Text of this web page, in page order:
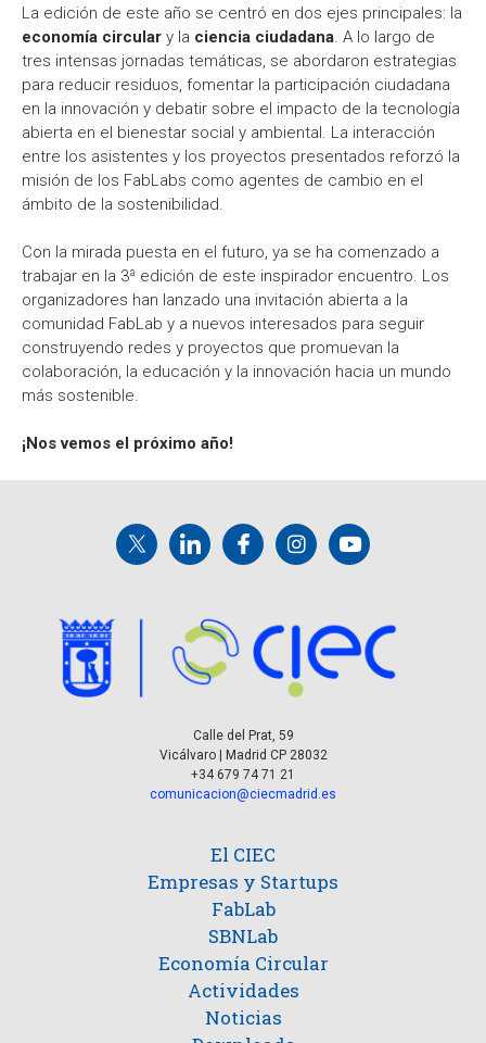
La edición de este año se centró en dos ejes principales: la
economía circular y la ciencia ciudadana. A lo largo de
tres intensas jornadas temáticas, se abordaron estrategias
para reducir residuos, fomentar la participación ciudadana
en la innovación y debatir sobre el impacto de la tecnología
abierta en el bienestar social y ambiental. La interacción
entre los asistentes y los proyectos presentados reforzó la
misión de los FabLabs como agentes de cambio en el
ámbito de la sostenibilidad.
Con la mirada puesta en el futuro, ya se ha comenzado a
trabajar en la 3ª edición de este inspirador encuentro. Los
organizadores han lanzado una invitación abierta a la
comunidad FabLab y a nuevos interesados para seguir
construyendo redes y proyectos que promuevan la
colaboración, la educación y la innovación hacia un mundo
más sostenible.
¡Nos vemos el próximo año!
Calle del Prat, 59
Vicálvaro | Madrid CP 28032
+34 679 74 71 21
comunicacion@ciecmadrid.es
El CIEC
Empresas y Startups
FabLab
SBNLab
Economía Circular
Actividades
Noticias